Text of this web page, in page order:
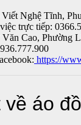
Nghệ Tĩnh,
trực tiếp:
Cao, Phường
https://
áo